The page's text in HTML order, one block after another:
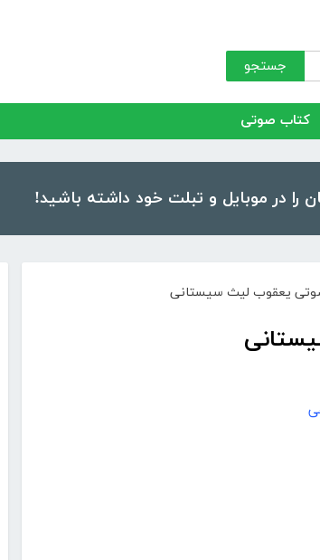
جستجو
کتاب صوتی
صوتی یعقوب لیث سیستانی